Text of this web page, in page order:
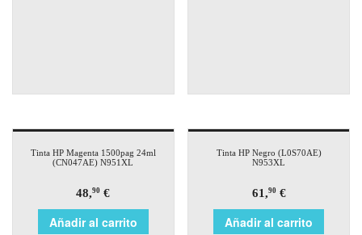
Tinta HP Magenta 1500pag 24ml
(CN047AE) N951XL
48,90 €
Añadir al carrito
Tinta HP Negro (L0S70AE)
N953XL
61,90€
Añadir al carrito